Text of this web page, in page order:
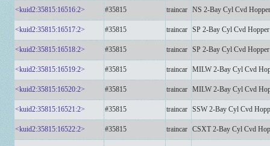
<kuid2:35815:16516:2> #35815 traincar NS 2-Bay Cyl Cvd
<kuid2:35815:16517:2> #35815 traincar SP 2-Bay Cyl Cvd
<kuid2:35815:16518:2> #35815 traincar SP 2-Bay Cyl Cvd
<kuid2:35815:16519:2> #35815 traincar MILW 2-Bay Cyl Cvd
<kuid2:35815:16520:2> #35815 traincar MILW 2-Bay Cyl Cvd
<kuid2:35815:16521:2> #35815 traincar SSW 2-Bay Cyl Cvd
<kuid2:35815:16522:2> #35815 traincar CSXT 2-Bay Cyl Cvd